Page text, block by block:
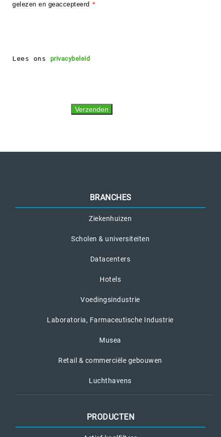
gelezen en geaccepteerd *
Lees ons privacybeleid
BRANCHES
Ziekenhuizen
Scholen & universiteiten
Datacenters
Hotels
Voedingsindustrie
Laboratoria, Farmaceutische Industrie
Musea
Retail & commerciële gebouwen
Luchthavens
PRODUCTEN